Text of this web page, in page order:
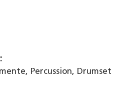
Percussion, Drumset